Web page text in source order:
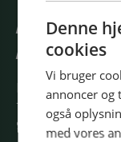
BOOK
DAG
Book din
til en
gastronomi og
Denne
cookies
Vi bruger
annoncer og
også
med vores